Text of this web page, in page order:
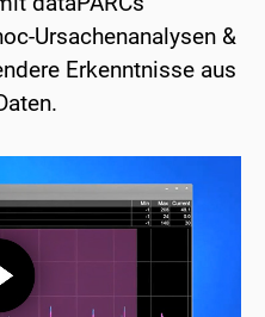
Ursachenanalysen &
Erkenntnisse aus